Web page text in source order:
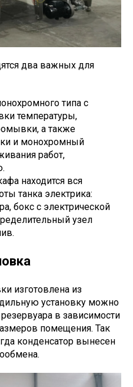
два важных для
типа с
температуры,
а также
и монохромный
работ,
находится вся
танка электрика:
бокс с электрической
узел
изготовлена из
установку можно
в зависимости
помещения. Так
конденсатор вынесен